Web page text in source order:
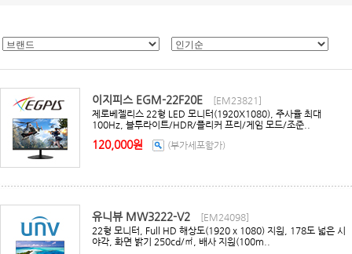
이지피스 EGM-22F20E
[EM23821]
제로베젤리스 22형 LED 모니터(1920X1080), 주사율 최대
100Hz, 블루라이트/HDR/플리커 프리/게임 모드/조준..
120,000원 (부가세포함가)
유니뷰 MW3222-V2
[EM24098]
22형 모니터, Full HD 해상도(1920 x 1080) 지원, 178도 넓은 시
야각, 화면 밝기 250cd/㎡, 배사 지원(100m..